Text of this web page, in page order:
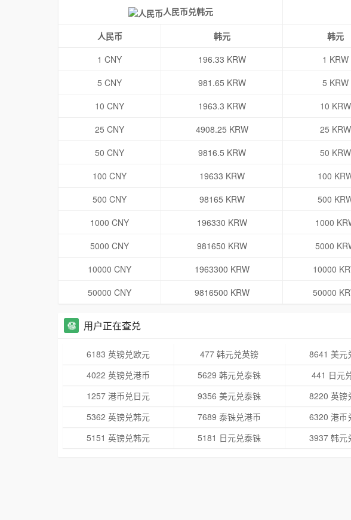
人民币兑韩元
人民币 韩元 韩元
1 CNY
196.33 KRW 1 KRW
5 CNY
981.65 KRW 5 KRW
10 CNY
1963.3 KRW 10 KRW
25 CNY
4908.25 KRW 25 KRW
50 CNY
9816.5 KRW 50 KRW
100 CNY
19633 KRW 100
500 CNY
98165 KRW 500
1000 CNY
196330 KRW 1000
5000 CNY
981650 KRW 5000
10000 CNY
1963300 KRW 10000
50000 CNY
9816500 KRW 50000
用户正在查兑
6183 英镑兑欧元 477 韩元兑英镑 8641 美元
4022 英镑兑港币
5629 韩元兑泰铢 441 日元
1257 港币兑日元
9356 美元兑泰铢 8220 英镑
5362 英镑兑韩元
7689 泰铢兑港币 6320 港币
5151 英镑兑韩元
5181 日元兑泰铢 3937 韩元